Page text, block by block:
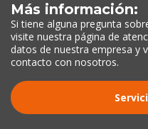
Más información:
Si tiene alguna pregunta
visite nuestra página de
datos de nuestra empresa y
contacto con nosotros.